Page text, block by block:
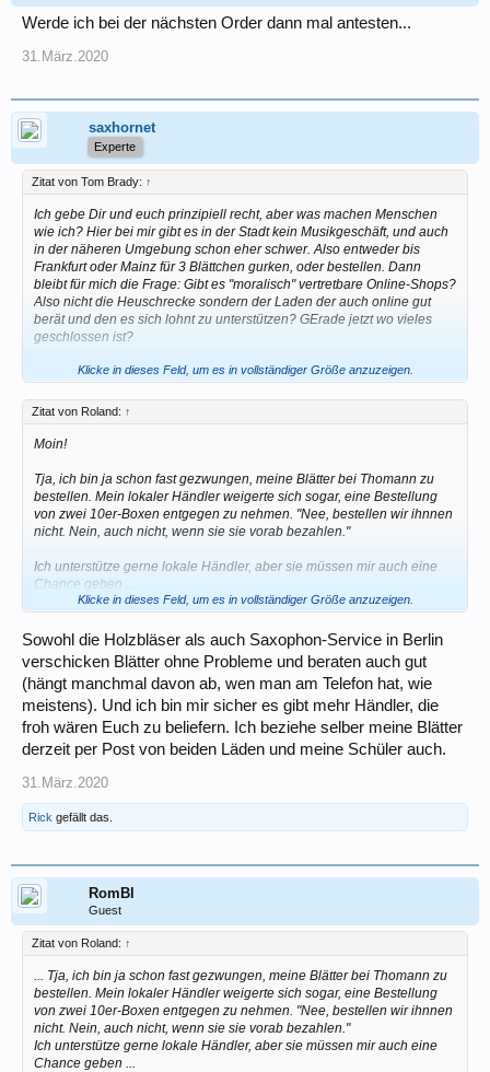
Werde ich bei der nächsten Order dann mal antesten...
31.März.2020
saxhornet
Experte
Zitat von Tom Brady: ↑
Ich gebe Dir und euch prinzipiell recht, aber was machen Menschen
wie ich? Hier bei mir gibt es in der Stadt kein Musikgeschäft, und auch
in der näheren Umgebung schon eher schwer. Also entweder bis
Frankfurt oder Mainz für 3 Blättchen gurken, oder bestellen. Dann
bleibt für mich die Frage: Gibt es "moralisch" vertretbare Online-Shops?
Also nicht die Heuschrecke sondern der Laden der auch online gut
berät und den es sich lohnt zu unterstützen? GErade jetzt wo vieles
geschlossen ist?
Tom
Klicke in dieses Feld, um es in vollständiger Größe anzuzeigen.
Zitat von Roland: ↑
Moin!
Tja, ich bin ja schon fast gezwungen, meine Blätter bei Thomann zu
bestellen. Mein lokaler Händler weigerte sich sogar, eine Bestellung
von zwei 10er-Boxen entgegen zu nehmen. "Nee, bestellen wir ihnnen
nicht. Nein, auch nicht, wenn sie sie vorab bezahlen."
Ich unterstütze gerne lokale Händler, aber sie müssen mir auch eine
Chance geben ...
Grüße
Roland
Klicke in dieses Feld, um es in vollständiger Größe anzuzeigen.
Sowohl die Holzbläser als auch Saxophon-Service in Berlin
verschicken Blätter ohne Probleme und beraten auch gut
(hängt manchmal davon ab, wen man am Telefon hat, wie
meistens). Und ich bin mir sicher es gibt mehr Händler, die
froh wären Euch zu beliefern. Ich beziehe selber meine Blätter
derzeit per Post von beiden Läden und meine Schüler auch.
31.März.2020
Rick gefällt das.
RomBl
Guest
Zitat von Roland: ↑
... Tja, ich bin ja schon fast gezwungen, meine Blätter bei Thomann zu
bestellen. Mein lokaler Händler weigerte sich sogar, eine Bestellung
von zwei 10er-Boxen entgegen zu nehmen. "Nee, bestellen wir ihnnen
nicht. Nein, auch nicht, wenn sie sie vorab bezahlen."
Ich unterstütze gerne lokale Händler, aber sie müssen mir auch eine
Chance geben ...